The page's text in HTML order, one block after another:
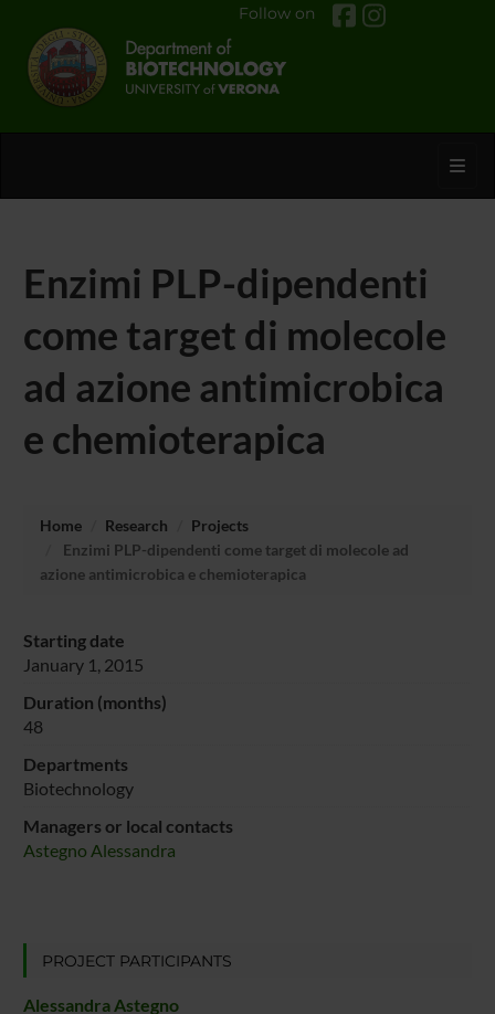
Follow on
Enzimi PLP-dipendenti
come target di molecole
ad azione antimicrobica
e chemioterapica
Home Research
Projects
Enzimi PLP-dipendenti come target di molecole ad
azione antimicrobica e chemioterapica
Starting date
January 1, 2015
Duration (months)
48
Departments
Biotechnology
Managers or local contacts
Astegno Alessandra
PROJECT PARTICIPANTS
Alessandra Astegno